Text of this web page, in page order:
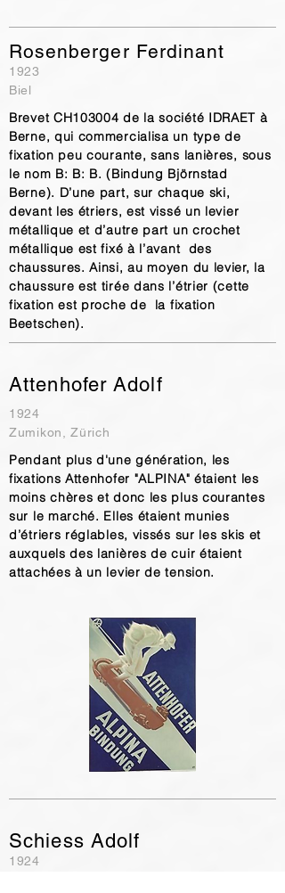
Rosenberger Ferdinant
1923
Biel
Brevet CH103004 de la société IDRAET à
Berne, qui commercialisa un type de
fixation peu courante, sans lanières, sous
le nom B: B: B. (Bindung Björnstad
Berne). D’une part, sur chaque ski,
devant les étriers, est vissé un levier
métallique et d’autre part un crochet
métallique est fixé à l’avant des
chaussures. Ainsi, au moyen du levier, la
chaussure est tirée dans l’étrier (cette
fixation est proche de la fixation
Beetschen).
Attenhofer Adolf
1924
Zumikon, Zürich
Pendant plus d'une génération, les
fixations Attenhofer "ALPINA" étaient les
moins chères et donc les plus courantes
sur le marché. Elles étaient munies
d’étriers réglables, vissés sur les skis et
auxquels des lanières de cuir étaient
attachées à un levier de tension.
Schiess Adolf
1924